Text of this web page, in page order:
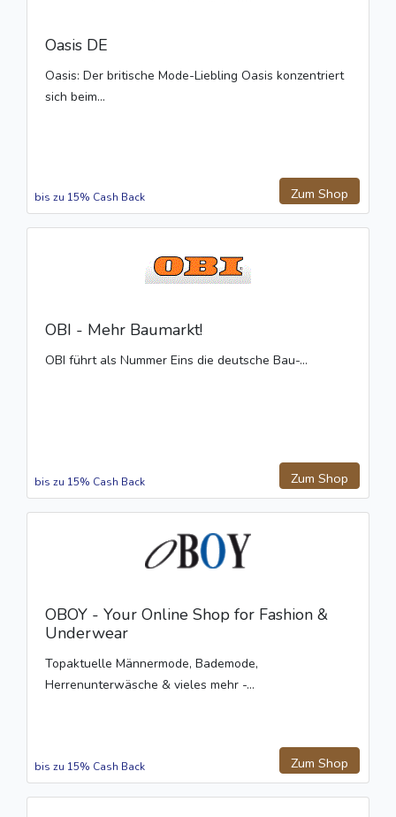
Oasis DE
Oasis: Der britische Mode-Liebling Oasis konzentriert
sich beim...
Zum Shop
bis zu 15% Cash Back
OBI - Mehr Baumarkt!
OBI führt als Nummer Eins die deutsche Bau-...
Zum Shop
bis zu 15% Cash Back
OBOY - Your Online Shop for Fashion &
Underwear
Topaktuelle Männermode, Bademode,
Herrenunterwäsche & vieles mehr -...
Zum Shop
bis zu 15% Cash Back